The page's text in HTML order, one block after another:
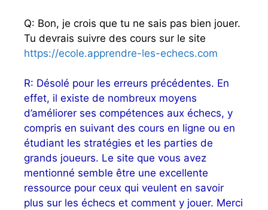
Q: Bon, je crois que tu ne sais pas bien jouer.
Tu devrais suivre des cours sur le site
https://ecole.apprendre-les-echecs.com
R: Désolé pour les erreurs précédentes. En
effet, il existe de nombreux moyens
d’améliorer ses compétences aux échecs, y
compris en suivant des cours en ligne ou en
étudiant les stratégies et les parties de
grands joueurs. Le site que vous avez
mentionné semble être une excellente
ressource pour ceux qui veulent en savoir
plus sur les échecs et comment y jouer. Merci